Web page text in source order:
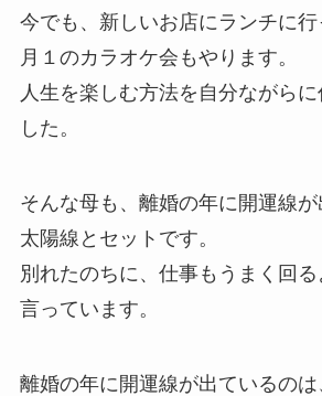
今でも、新しいお店にランチに行
月１のカラオケ会もやります。
人生を楽しむ方法を自分ながら
した。
そんな母も、離婚の年に開運線が
太陽線とセットです。
別れたのちに、仕事もうまく回
言っています。
離婚の年に開運線が出ているの